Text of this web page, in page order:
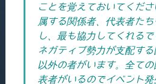
ことを覚えておいてくだ
属する関係者、代表者た
し、最も協力してくれるで
ネガティブ勢力が支配す
以外の者がいます。全て
表者がいるのでイベント